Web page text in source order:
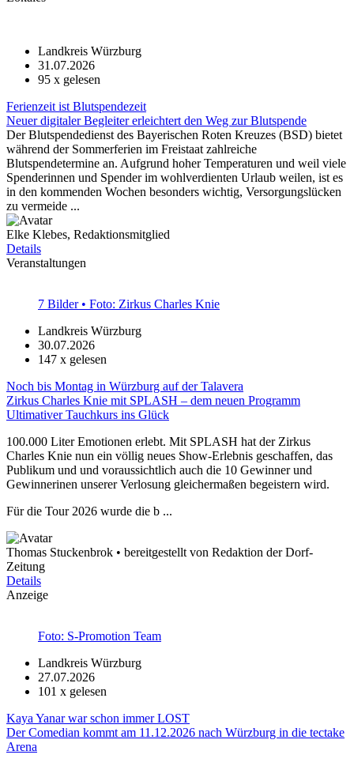
Landkreis Würzburg
31.07.2026
95 x gelesen
Ferienzeit ist Blutspendezeit
Neuer digitaler Begleiter erleichtert den Weg zur Blutspende
Der Blutspendedienst des Bayerischen Roten Kreuzes (BSD) bietet
während der Sommerferien im Freistaat zahlreiche
Blutspendetermine an. Aufgrund hoher Temperaturen und weil viele
Spenderinnen und Spender im wohlverdienten Urlaub weilen, ist es
in den kommenden Wochen besonders wichtig, Versorgungslücken
zu vermeide ...
Elke Klebes, Redaktionsmitglied
Details
Veranstaltungen
7 Bilder • Foto: Zirkus Charles Knie
Landkreis Würzburg
30.07.2026
147 x gelesen
Noch bis Montag in Würzburg auf der Talavera
Zirkus Charles Knie mit SPLASH – dem neuen Programm
Ultimativer Tauchkurs ins Glück
100.000 Liter Emotionen erlebt. Mit SPLASH hat der Zirkus
Charles Knie nun ein völlig neues Show-Erlebnis geschaffen, das
Publikum und und voraussichtlich auch die 10 Gewinner und
Gewinnerinen unserer Verlosung gleichermaßen begeistern wird.
Für die Tour 2026 wurde die b ...
Thomas Stuckenbrok • bereitgestellt von Redaktion der Dorf-
Zeitung
Details
Anzeige
Foto: S-Promotion Team
Landkreis Würzburg
27.07.2026
101 x gelesen
Kaya Yanar war schon immer LOST
Der Comedian kommt am 11.12.2026 nach Würzburg in die tectake
Arena